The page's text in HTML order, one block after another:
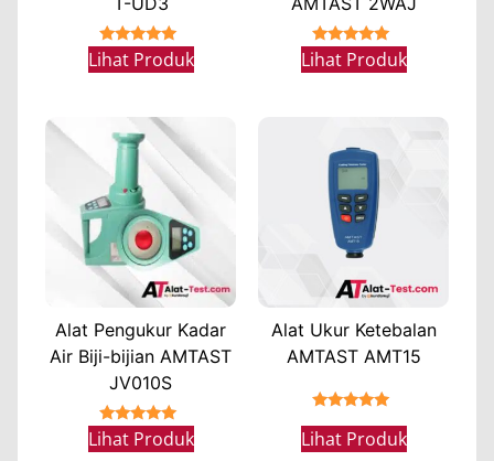
★★★★★
Lihat Produk ★★★★★
Lihat Produk
Alat Pengukur Kadar
Air Biji-bijian AMTAST
JV010S
★★★★★
Lihat Produk
Alat Ukur Ketebalan
AMTAST AMT15
Lihat Produk